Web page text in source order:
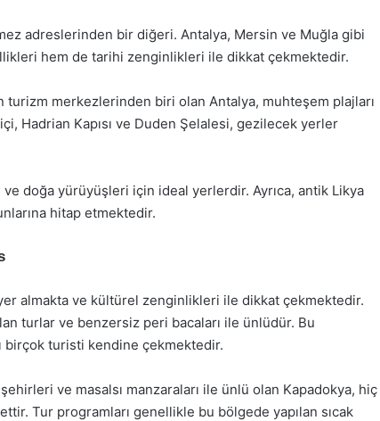
adreslerinden bir diğeri. Antalya, Mersin ve Muğla gibi
hem de tarihi zenginlikleri ile dikkat çekmektedir.
turizm merkezlerinden biri olan Antalya, muhteşem plajları
Hadrian Kapısı ve Duden Şelalesi, gezilecek yerler
ve doğa yürüyüşleri için ideal yerlerdir. Ayrıca, antik Likya
hitap etmektedir.
almakta ve kültürel zenginlikleri ile dikkat çekmektedir.
turlar ve benzersiz peri bacaları ile ünlüdür. Bu
birçok turisti kendine çekmektedir.
ve masalsı manzaraları ile ünlü olan Kapadokya, hiç
Tur programları genellikle bu bölgede yapılan sıcak